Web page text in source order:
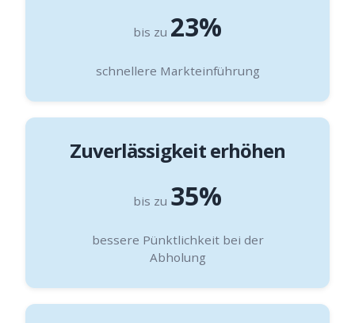
bis zu 23%
schnellere Markteinführung
Zuverlässigkeit erhöhen
bis zu 35%
bessere Pünktlichkeit bei der
Abholung